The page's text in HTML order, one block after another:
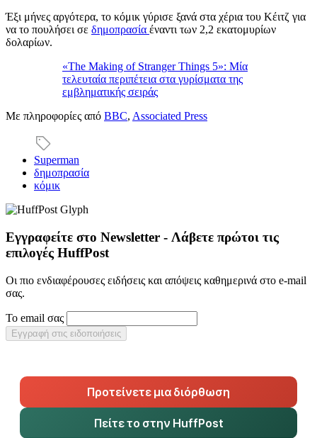
Έξι μήνες αργότερα, το κόμικ γύρισε ξανά στα χέρια του Κέιτζ για
να το πουλήσει σε δημοπρασία έναντι των 2,2 εκατομυρίων
δολαρίων.
«The Making of Stranger Things 5»: Μία
τελευταία περιπέτεια στα γυρίσματα της
εμβληματικής σειράς
Με πληροφορίες από BBC, Associated Press
Superman
δημοπρασία
κόμικ
Εγγραφείτε στο Newsletter - Λάβετε πρώτοι τις
επιλογές HuffPost
Οι πιο ενδιαφέρουσες ειδήσεις και απόψεις καθημερινά στο e-mail
σας.
Το email σας
Εγγραφή στις ειδοποιήσεις
Προτείνετε μια διόρθωση
Πείτε το στην HuffPost